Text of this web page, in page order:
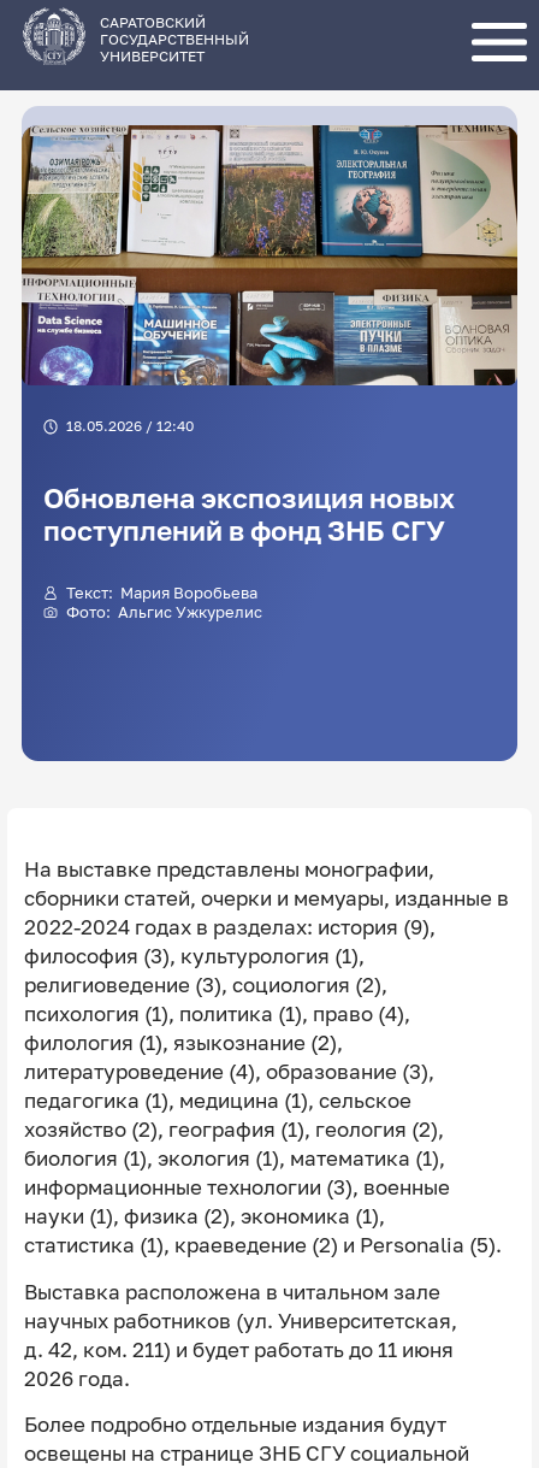
основному
содержанию
САРАТОВСКИЙ
ГОСУДАРСТВЕННЫЙ
УНИВЕРСИТЕТ
18.05.2026 / 12:40
Обновлена экспозиция новых
поступлений в фонд ЗНБ СГУ
Текст: Мария Воробьева
Фото: Альгис Ужкурелис
На выставке представлены монографии,
сборники статей, очерки и мемуары, изданные в
2022-2024 годах в разделах: история (9),
философия (3), культурология (1),
религиоведение (3), социология (2),
психология (1), политика (1), право (4),
филология (1), языкознание (2),
литературоведение (4), образование (3),
педагогика (1), медицина (1), сельское
хозяйство (2), география (1), геология (2),
биология (1), экология (1), математика (1),
информационные технологии (3), военные
науки (1), физика (2), экономика (1),
статистика (1), краеведение (2) и Personalia (5).
Выставка расположена в читальном зале
научных работников (ул. Университетская,
д. 42, ком. 211) и будет работать до 11 июня
2026 года.
Более подробно отдельные издания будут
освещены на странице ЗНБ СГУ социальной